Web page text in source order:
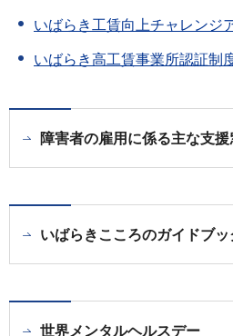
いばらき工賃向上チャレンジ
いばらき高工賃事業所認証制
障害者の雇用に係る主な支
いばらきこころのガイドブッ
世界メンタルヘルスデー